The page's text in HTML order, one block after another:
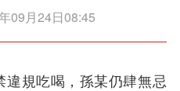
09月24日08:45
違規吃喝，孫某仍肆無忌